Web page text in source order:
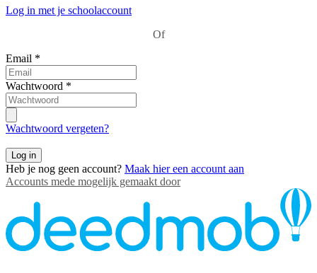
Log in met je schoolaccount
Of
Email *
Wachtwoord *
Wachtwoord vergeten?
Log in
Heb je nog geen account? Maak hier een account aan
Accounts mede mogelijk gemaakt door